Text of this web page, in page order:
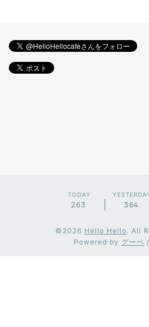
TODAY
263 364
©2026 Hello Hello. All
Powered by グーペ /